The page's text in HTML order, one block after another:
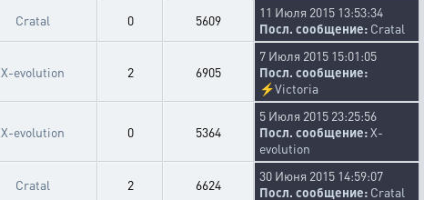
Cratal 0 5609
11 Июля 2015 13:53:34
Посл. сообщение: Cratal
X-evolution 2 6905
7 Июля 2015 15:01:05
Посл. сообщение:
⚡Victoria
X-evolution 0 5364
5 Июля 2015 23:25:56
Посл. сообщение:X-
evolution
Cratal 2 6624
30 Июня 2015 14:59:07
Посл. сообщение: Cratal